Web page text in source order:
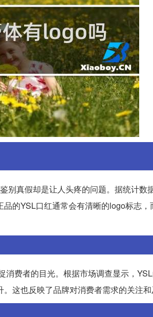
别真假却是让人头疼的问题。据统计
的YSL口红通常会有清晰的logo标志
费者的目光。根据市场调查显示，
这也反映了品牌对消费者需求的关注